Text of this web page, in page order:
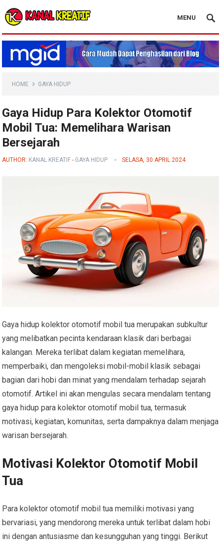
Blog Kanal Kreatif
MENU
HOME GAYA HIDUP
Gaya Hidup Para Kolektor Otomotif
Mobil Tua: Memelihara Warisan
Bersejarah
AUTHOR: KANAL KREATIF - GAYA HIDUP SELASA, 30 APRIL 2024
Gaya hidup kolektor otomotif mobil tua merupakan subkultur
yang melibatkan pecinta kendaraan klasik dari berbagai
kalangan. Mereka terlibat dalam kegiatan memelihara,
memperbaiki, dan mengoleksi mobil-mobil klasik sebagai
bagian dari hobi dan minat yang mendalam terhadap sejarah
otomotif. Artikel ini akan mengulas secara mendalam tentang
gaya hidup para kolektor otomotif mobil tua, termasuk
motivasi, kegiatan, komunitas, serta dampaknya dalam menjaga
warisan bersejarah.
Motivasi Kolektor Otomotif Mobil
Tua
Para kolektor otomotif mobil tua memiliki motivasi yang
bervariasi, yang mendorong mereka untuk terlibat dalam hobi
ini dengan antusiasme dan kesungguhan yang tinggi. Berikut